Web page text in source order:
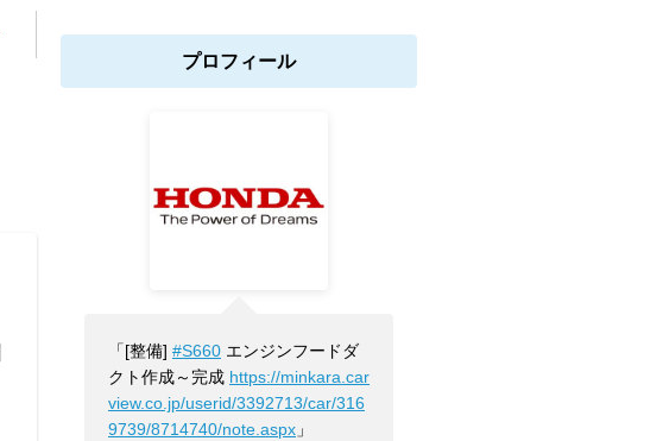
プロフィール
「[整備] #S660 エンジンフードダ
クト作成～完成 https://minkara.car
view.co.jp/userid/3392713/car/316
9739/8714740/note.aspx 」